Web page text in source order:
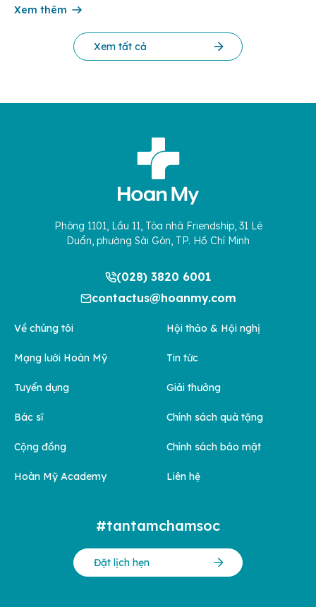
tiêu chí đánh giá của Bộ y tế. Điều tạo nên giá trị của […]
Xem thêm
Xem tất cả
Phòng 1101, Lầu 11, Tòa nhà Friendship, 31 Lê
Duẩn, phường Sài Gòn, TP. Hồ Chí Minh
(028) 3820 6001
contactus@hoanmy.com
Về chúng tôi
Mạng lưới Hoàn Mỹ
Tuyển dụng
Bác sĩ
Cộng đồng
Hoàn Mỹ Academy
Hội thảo & Hội nghị
Tin tức
Giải thưởng
Chính sách quà tặng
Chính sách bảo mật
Liên hệ
#tantamchamsoc
Đặt lịch hẹn